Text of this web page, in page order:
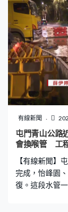
通告，將會有
定本月13日起
安排在29日進
測試自助閘機
當局計劃租用
次演練為周末
情況。參與人
務委員會主席
行李，時間可
堵塞後面交通
人（過關），
重要是高峰人
巴站的巴士以
有線新聞
屯門青山公路
會換喉管 工
【有線新聞】
完成，怡峰園
復。這段水管